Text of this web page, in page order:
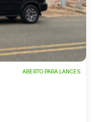
ABERTO PARA LANCES